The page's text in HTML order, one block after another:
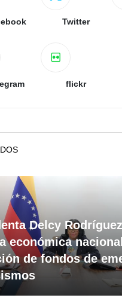
Twitter
flickr
Delcy
económica
de fondos de